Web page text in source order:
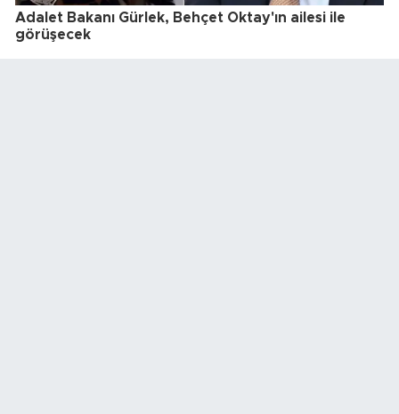
Adalet Bakanı Gürlek, Behçet Oktay'ın ailesi ile
görüşecek